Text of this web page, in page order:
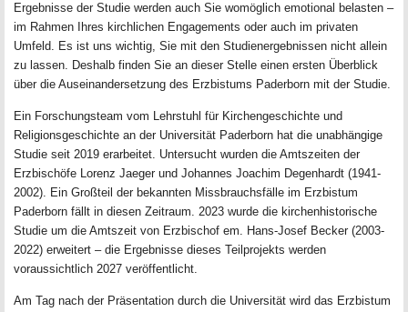
Ergebnisse der Studie werden auch Sie womöglich emotional belasten –
im Rahmen Ihres kirchlichen Engagements oder auch im privaten
Umfeld. Es ist uns wichtig, Sie mit den Studienergebnissen nicht allein
zu lassen. Deshalb finden Sie an dieser Stelle einen ersten Überblick
über die Auseinandersetzung des Erzbistums Paderborn mit der Studie.
Ein Forschungsteam vom Lehrstuhl für Kirchengeschichte und
Religionsgeschichte an der Universität Paderborn hat die unabhängige
Studie seit 2019 erarbeitet. Untersucht wurden die Amtszeiten der
Erzbischöfe Lorenz Jaeger und Johannes Joachim Degenhardt (1941-
2002). Ein Großteil der bekannten Missbrauchsfälle im Erzbistum
Paderborn fällt in diesen Zeitraum. 2023 wurde die kirchenhistorische
Studie um die Amtszeit von Erzbischof em. Hans-Josef Becker (2003-
2022) erweitert – die Ergebnisse dieses Teilprojekts werden
voraussichtlich 2027 veröffentlicht.
Am Tag nach der Präsentation durch die Universität wird das Erzbistum